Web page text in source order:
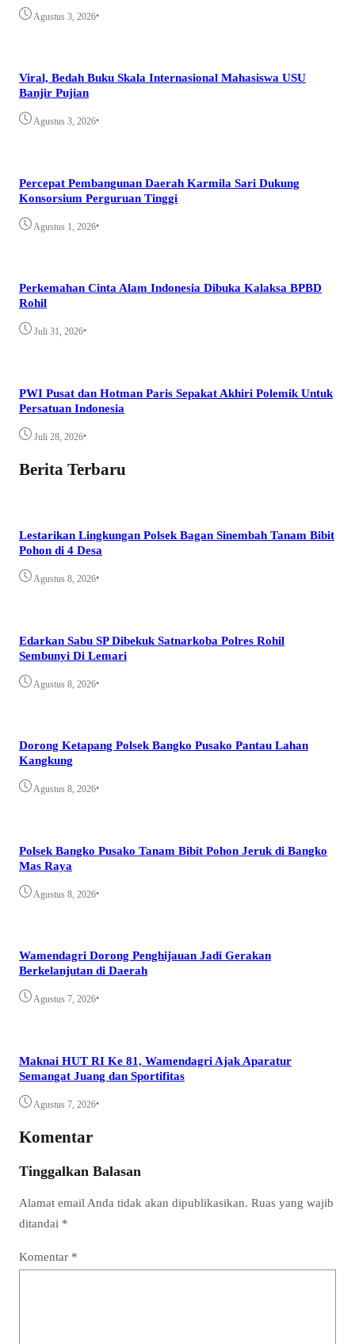
Agustus 3, 2026•
Viral, Bedah Buku Skala Internasional Mahasiswa USU
Banjir Pujian
Agustus 3, 2026•
Percepat Pembangunan Daerah Karmila Sari Dukung
Konsorsium Perguruan Tinggi
Agustus 1, 2026•
Perkemahan Cinta Alam Indonesia Dibuka Kalaksa BPBD
Rohil
Juli 31, 2026•
PWI Pusat dan Hotman Paris Sepakat Akhiri Polemik Untuk
Persatuan Indonesia
Juli 28, 2026•
Berita Terbaru
Lestarikan Lingkungan Polsek Bagan Sinembah Tanam Bibit
Pohon di 4 Desa
Agustus 8, 2026•
Edarkan Sabu SP Dibekuk Satnarkoba Polres Rohil
Sembunyi Di Lemari
Agustus 8, 2026•
Dorong Ketapang Polsek Bangko Pusako Pantau Lahan
Kangkung
Agustus 8, 2026•
Polsek Bangko Pusako Tanam Bibit Pohon Jeruk di Bangko
Mas Raya
Agustus 8, 2026•
Wamendagri Dorong Penghijauan Jadi Gerakan
Berkelanjutan di Daerah
Agustus 7, 2026•
Maknai HUT RI Ke 81, Wamendagri Ajak Aparatur
Semangat Juang dan Sportifitas
Agustus 7, 2026•
Komentar
Tinggalkan Balasan
Alamat email Anda tidak akan dipublikasikan. Ruas yang wajib
ditandai *
Komentar *